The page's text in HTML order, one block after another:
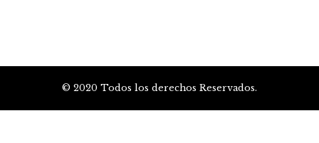
© 2020 Todos los derechos Reservados.